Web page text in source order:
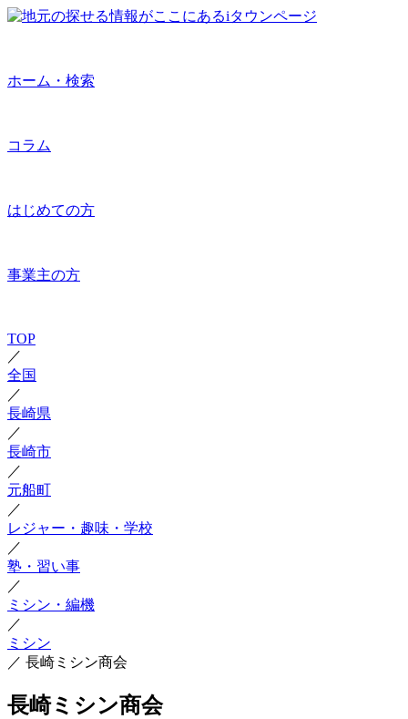
ホーム・検索
コラム
はじめての方
事業主の方
TOP
／
全国
／
長崎県
／
長崎市
／
元船町
／
レジャー・趣味・学校
／
塾・習い事
／
ミシン・編機
／
ミシン
／ 長崎ミシン商会
長崎ミシン商会